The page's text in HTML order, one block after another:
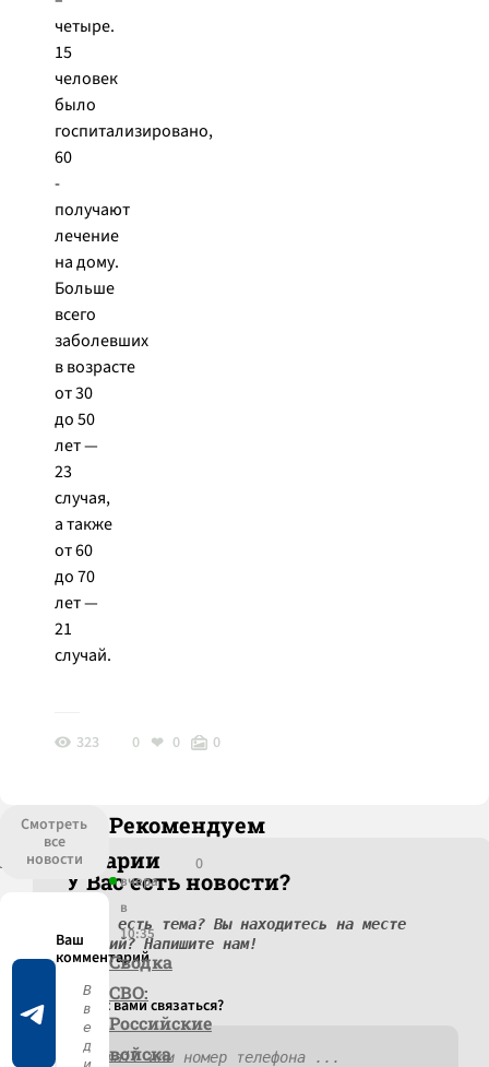
четыре.
15
человек
было
госпитализировано,
60
-
получают
лечение
на дому.
Больше
всего
заболевших
в возрасте
от 30
до 50
лет —
23
случая,
а также
от 60
до 70
лет —
21
случай.
323 0 0 0
Комментарии 0
Рекомендуем
Смотреть
все
новости
вчера
в
10:35
Сводка
СВО:
Российские
войска
У Вас есть новости?
У вас есть тема? Вы находитесь на месте
событий? Напишите нам!
Как c вами связаться?